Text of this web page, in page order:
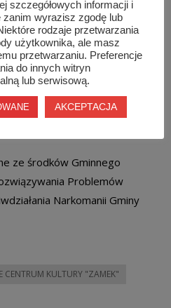
ze środków Gminnego
Problemów
Narkomanii Gminy
CENTRUM KULTURY "ZAMEK"
szczegółowych informacji i
wyrazisz zgodę lub
rodzaje przetwarzania
użytkownika, ale masz
przetwarzaniu. Preferencje
do innych witryn
lub serwisową.
AKCEPTACJA